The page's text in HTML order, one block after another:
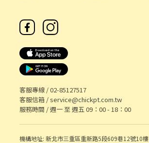
客服專線 /02-85127517
客服信箱 /service@chickpt.com.tw
服務時間 / 週一 至 週五 09：00 - 18：00
機構地址: 新北市三重區重新路5段609巷12號10樓